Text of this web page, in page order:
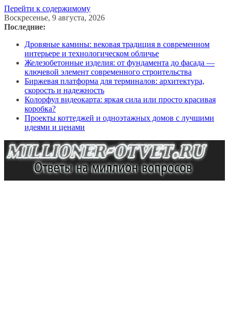
Перейти к содержимому
Воскресенье, 9 августа, 2026
Последние:
Дровяные камины: вековая традиция в современном
интерьере и технологическом обличье
Железобетонные изделия: от фундамента до фасада —
ключевой элемент современного строительства
Биржевая платформа для терминалов: архитектура,
скорость и надежность
Колорфул видеокарта: яркая сила или просто красивая
коробка?
Проекты коттеджей и одноэтажных домов с лучшими
идеями и ценами